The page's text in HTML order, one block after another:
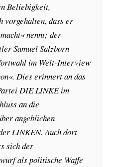
Beliebigkeit,
vorgehalten, dass er
nennt; der
Samuel Salzborn
im Welt-Interview
Dies erinnert an das
DIE LINKE im
an die
angeblichen
LINKEN. Auch dort
sich der
als politische Waffe